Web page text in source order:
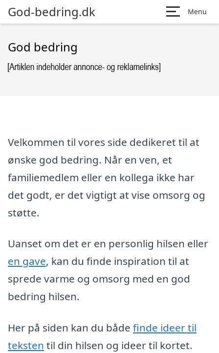
God-bedring.dk Menu
God bedring
Velkommen til vores side dedikeret til at
ønske god bedring. Når en ven, et
familiemedlem eller en kollega ikke har
det godt, er det vigtigt at vise omsorg og
støtte.
Uanset om det er en personlig hilsen eller
en gave, kan du finde inspiration til at
sprede varme og omsorg med en god
bedring hilsen.
Her på siden kan du både finde ideer til
teksten til din hilsen og ideer til kortet.